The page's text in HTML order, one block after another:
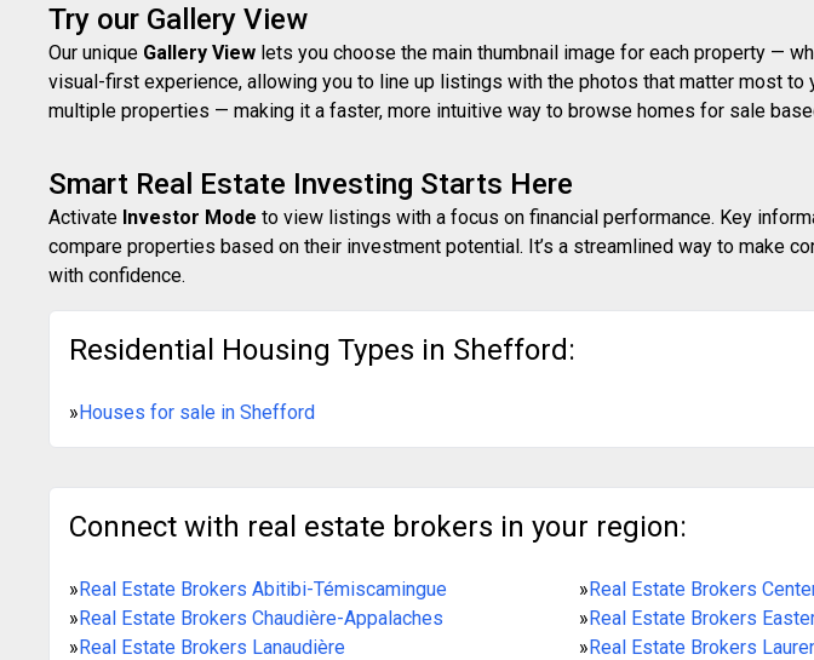
Try our Gallery View
Our unique Gallery View lets you choose the main thumbnail image for each property —
visual-first experience, allowing you to line up listings with the photos that matter most
multiple properties — making it a faster, more intuitive way to browse homes for sale
Smart Real Estate Investing Starts Here
Activate Investor Mode to view listings with a focus on financial performance. Key
compare properties based on their investment potential. It’s a streamlined way to
with confidence.
Residential Housing Types in Shefford:
»Houses for sale in Shefford
Connect with real estate brokers in your region:
»Real Estate Brokers Abitibi-Témiscamingue »Real Estate Brokers
»Real Estate Brokers Chaudière-Appalaches »Real Estate Brokers
»Real Estate Brokers Lanaudière »Real Estate Brokers